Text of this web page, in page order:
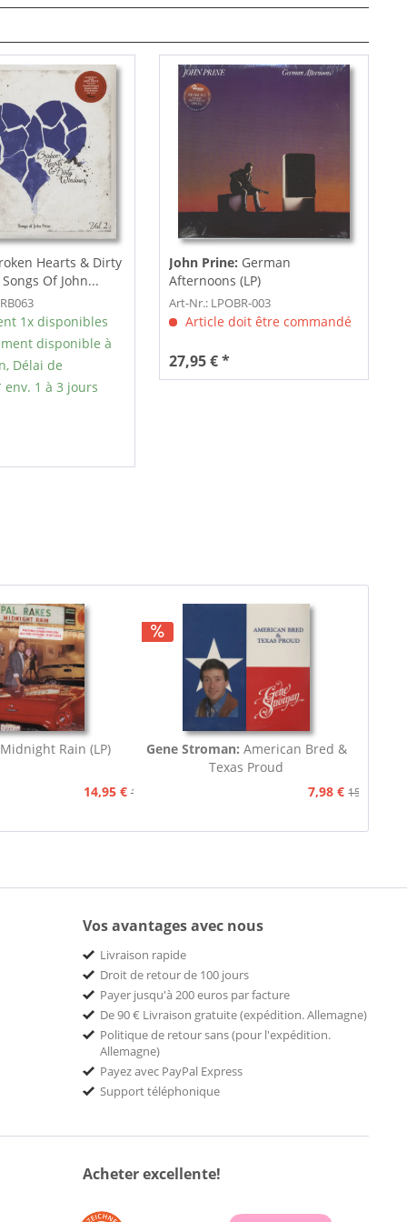
Hearts & Dirty
Of John...
1x disponibles
disponible à
Délai de
1 à 3 jours
John Prine: German
Afternoons (LP)
Art-Nr.: LPOBR-003
Article doit être commandé
27,95 € *
Midnight Rain (LP)
14,95 € 15,90 €
Gene Stroman: American Bred &
Texas Proud
7,98 € 15,90 €
Vos avantages avec nous
Livraison rapide
Droit de retour de 100 jours
Payer jusqu'à 200 euros par facture
De 90 € Livraison gratuite (expédition. Allemagne)
Politique de retour sans (pour l'expédition.
Allemagne)
Payez avec PayPal Express
Support téléphonique
Acheter excellente!